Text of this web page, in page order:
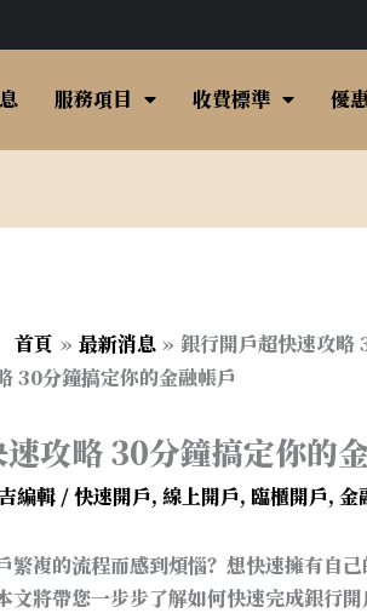
服務項目 收費標準 優
首頁 最新消息 銀行開戶超快速攻略
攻略 30分鐘搞定你的
編輯 /快速開戶, 線上開戶, 臨櫃開戶, 金
繁複的流程而感到煩惱？想快速擁有自
文將帶您一步步了解如何快速完成銀行